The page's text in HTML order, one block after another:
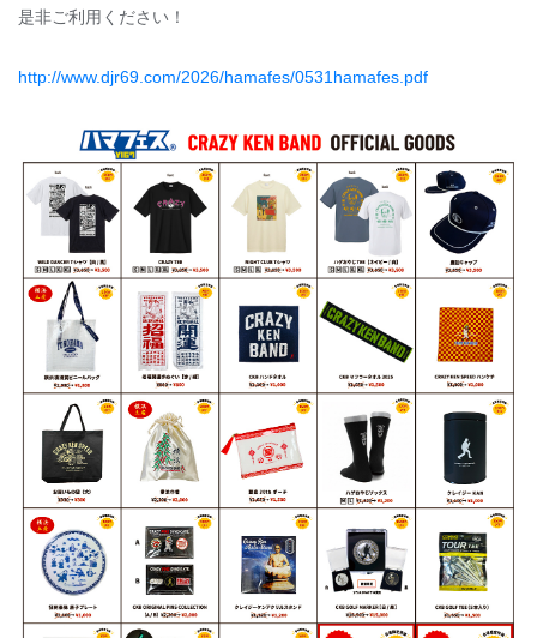
是非ご利用ください！
http://www.djr69.com/2026/hamafes/0531hamafes.pdf